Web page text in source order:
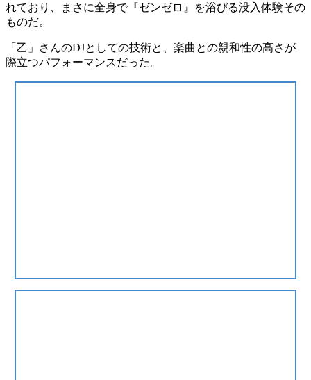
れており、まさに全身で『ゼンゼロ』を浴びる没入体験その
ものだ。
「乙」さんのDJとしての技術と、楽曲との親和性の高さが
際立つパフォーマンスだった。